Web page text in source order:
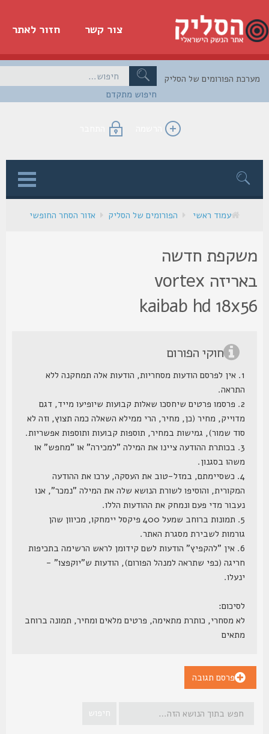
חזור לאתר צור קשר
חיפוש מתקדם
הפורומים של הסליק
הרשמה התחבר
עמוד ראשי הפורומים של הסליק אזור הסחר החופשי
חדשה
באריזה vortex
kaibab hd
חוקי הפורום
1. אין לפרסם הודעות מסחריות, הודעות אלה תמחקנה ללא
התראה.
2. פרסמו פרטים שיחסכו שאלות קבועות שיופיעו מייד, דגם
מדוייק, מחיר (כן, מחיר, הרי ממילא השאלה כמה תצוץ, וזה לא
סוד שמור), גמישות במחיר, תוספות קבועות ותוספות אפשריות.
3. בכותרת ההודעה ציינו את המילה "למכירה" או "מחפש" או
משהו בסגנון.
4. כשסיימתם, במזל-טוב את העסקה, ערכו את ההודעה
המקורית, והוסיפו לשורת הנושא שלה את המילה "נמכר", אנו
נעבור מדי פעם ונמחק את ההודעות הללו.
5. תמונות ברוחב שמעל 400 פיקסל יימחקו, מכיוון שהן
גורמות לשבירת מסגרת האתר.
6. אין "להקפיץ" הודעות לשם קידומן לראש הרשימה בתכיפות
חריגה (כפי שתראה למנהל הפורום), הודעות ש"יוקפצו" -
ינעלו.
לסיכום:
לא מסחרי, כותרת מתאימה, פרטים מלאים ומחיר, תמונה ברוחב
מתאים
פרסם תגובה